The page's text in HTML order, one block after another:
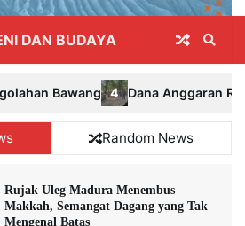
DAN BUDAYA
Renovasi Pembangunan
Random News
Rujak Uleg Madura Menembus
Makkah, Semangat Dagang yang Tak
Mengenal Batas